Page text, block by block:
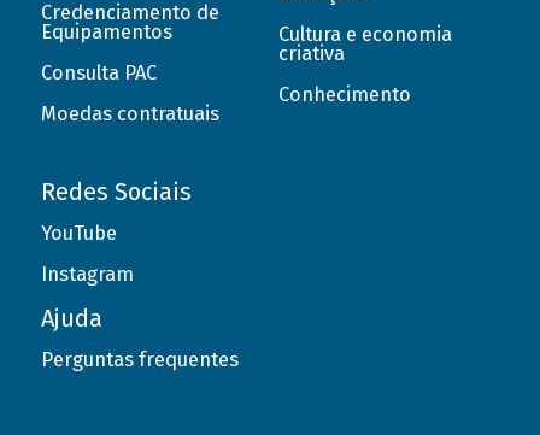
Credenciamento de
Equipamentos
Consulta PAC
Moedas contratuais
Cultura e economia
criativa
Conhecimento
Redes Sociais
YouTube
Instagram
Ajuda
Perguntas frequentes